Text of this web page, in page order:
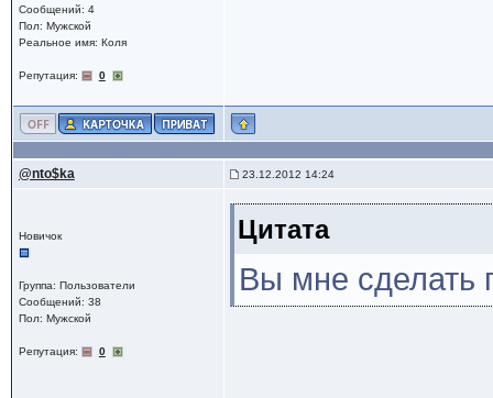
Сообщений: 4
Пол: Мужской
Реальное имя: Коля
Репутация: 0
@nto$ka 23.12.2012 14:24
Новичок
Группа: Пользователи
Сообщений: 38
Пол: Мужской
Репутация: 0
Цитата
Вы мне сделать